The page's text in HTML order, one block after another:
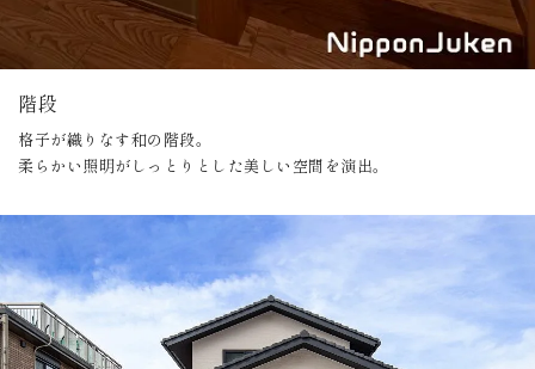
階段
格子が織りなす和の階段。
柔らかい照明がしっとりとした美しい空間を演出。